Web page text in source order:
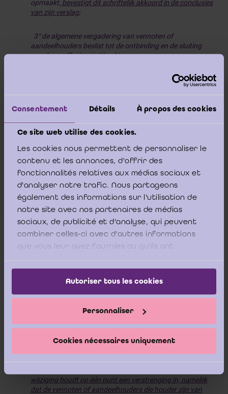
Consentement Détails À propos des cookies
Ce site web utilise des cookies.
Les cookies nous permettent de personnaliser le
contenu et les annonces, d'offrir des
fonctionnalités relatives aux médias sociaux et
d'analyser notre trafic. Nous partageons
également des informations sur l'utilisation de
notre site avec nos partenaires de médias
sociaux, de publicité et d'analyse, qui peuvent
combiner celles-ci avec d'autres informations
que vous leur avez fournies ou qu'ils ont
services.
Autoriser tous les cookies
Personnaliser
Cookies nécessaires uniquement
opmaakt, bevestigt dit schriftelijk akkoord in de conclusies
van zijn verslag;
3° de algemene vergadering van vennoten of
aandeelhouders beslist tot de ontbinding en de sluiting
van de vereffening in één akte:
a) mits unanieme instemming van alle vennoten in een
vennootschap onder firma of een commanditaire
b) of mits eenparigheid van stemmen van de aanwezige
of vertegenwoordigde aandeelhouders voor zover zij, in
helft van het totaal aantal uitgegeven aandelen
vertegenwoordigen of, in een naamloze vennootschap,
ten minste de helft van het kapitaal.
De terugname van het resterend actief gebeurt door de
toelichting bij het WVV, die omtrent het voormeld
aandeelhouders wordt wettelijk verankerd. Volgens de
aanzien van vennoten of aandeelhouders, alhoewel uit de
wijziging houdt op één punt een verstrenging in, namelijk
dat de vennoten of aandeelhouders die houder zijn van